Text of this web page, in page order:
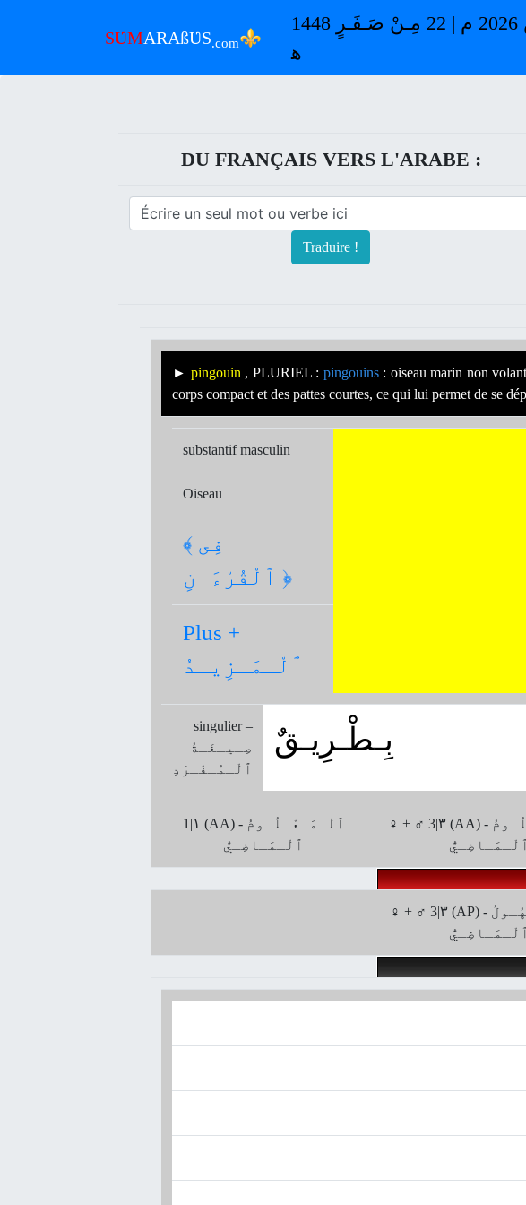
SƲMARAßƲS.com⚜
ٱلْـجُـمُـعَـةُ 7 مِـنْ آبٍ-أُغُـسْـطُـسْ 2026 م | 22 مِـنْ صَـفَـرٍ 1448
ﻫ
DU FRANÇAIS VERS L'ARABE :
Traduire !
► pingouin , PLURIEL : pingouins: oiseau marin non
corps compact et des pattes courtes, ce qui lui permet de se
substantif masculin
Oiseau
﴾ فِى
ٱلْقُرْءَانِ ﴿
Plus +
ٱلْـمَـزِيـدُ
singulier –
صِـيـغَـةُ
ﭐلْـمُـفْـرَدِ
بِـطْـرِيـقٌ
1|۱ (AA) ﭐلْـمَـعْـلُـومُ -
ﭐلْـمَـاضِـيُّ
♀ + ♂ 3|۳ (AA) ﭐلْـمَـعْـلُـومُ -
ﭐلْـمَـاضِـيُّ
♀ + ♂ 3|۳ (AP) ﭐلْـمَـجْـهُـولُ -
ﭐلْـمَـاضِـيُّ